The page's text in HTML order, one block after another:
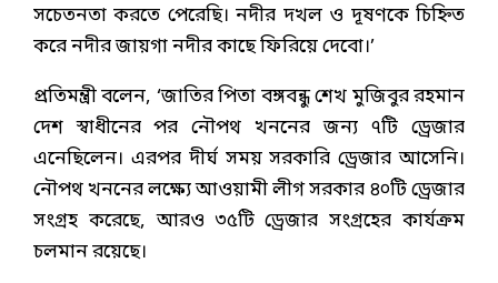
সচেতনতা করতে পেরেছি। নদীর দখল ও দূষণকে চিহ্নিত
করে নদীর জায়গা নদীর কাছে ফিরিয়ে দেবো।’
প্রতিমন্ত্রী বলেন, ‘জাতির পিতা বঙ্গবন্ধু শেখ মুজিবুর রহমান
দেশ স্বাধীনের পর নৌপথ খননের জন্য ৭টি ড্রেজার
এনেছিলেন। এরপর দীর্ঘ সময় সরকারি ড্রেজার আসেনি।
নৌপথ খননের লক্ষ্যে আওয়ামী লীগ সরকার ৪০টি ড্রেজার
সংগ্রহ করেছে, আরও ৩৫টি ড্রেজার সংগ্রহের কার্যক্রম
চলমান রয়েছে।